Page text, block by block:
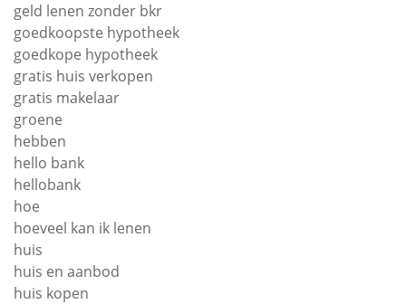
geld lenen zonder bkr
goedkoopste hypotheek
goedkope hypotheek
gratis huis verkopen
gratis makelaar
groene
hebben
hello bank
hellobank
hoe
hoeveel kan ik lenen
huis
huis en aanbod
huis kopen